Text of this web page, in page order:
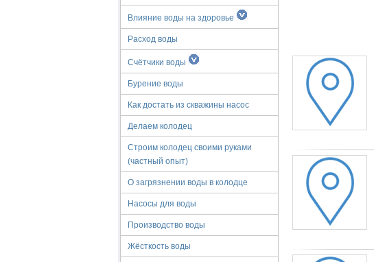
Влияние воды на здоровье
Расход воды
Счётчики воды
Бурение воды
Как достать из скважины насос
Делаем колодец
Строим колодец своими руками
(частный опыт)
О загрязнении воды в колодце
Насосы для воды
Производство воды
Жёсткость воды